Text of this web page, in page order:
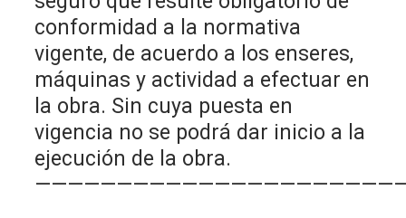
conformidad a la normativa
vigente, de acuerdo a los enseres,
máquinas y actividad a efectuar en
la obra. Sin cuya puesta en
vigencia no se podrá dar inicio a la
ejecución de la obra.